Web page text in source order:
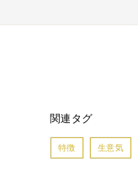
関連タグ
特徴 生意気